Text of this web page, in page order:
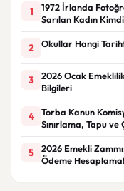
1
1972 İrlanda
Sarılan Kadın
2 Okullar Hangi
3
2026 Ocak
Bilgileri
4
Torba Kanun
Sınırlama, Tapu
5
2026 Emekli
Ödeme Hesaplama!